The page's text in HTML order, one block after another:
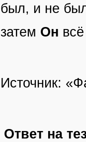
был, и не
затем Он
Источник:
Ответ на